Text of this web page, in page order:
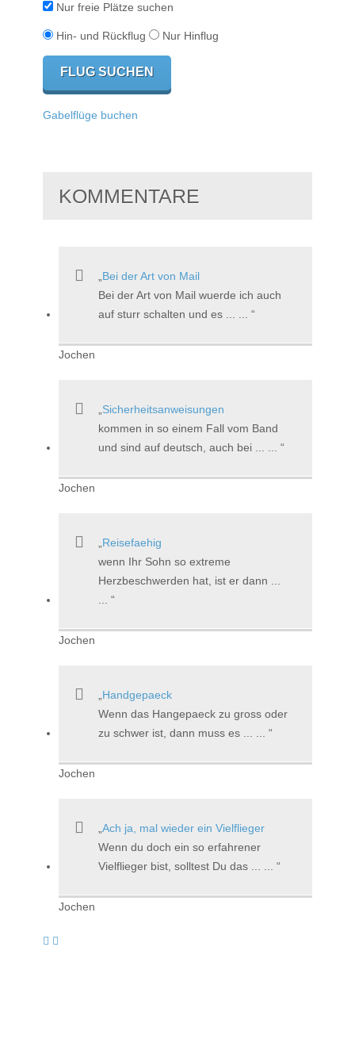
Nur freie Plätze suchen
Hin- und Rückflug Nur Hinflug
Gabelflüge buchen
KOMMENTARE
Bei der Art von Mail
Bei der Art von Mail wuerde ich auch
auf sturr schalten und es ... ...
Jochen
Sicherheitsanweisungen
kommen in so einem Fall vom Band
und sind auf deutsch, auch bei ... ...
Jochen
Reisefaehig
wenn Ihr Sohn so extreme
Herzbeschwerden hat, ist er dann ...
Jochen
Handgepaeck
Wenn das Hangepaeck zu gross oder
zu schwer ist, dann muss es ... ...
Jochen
Ach ja, mal wieder ein Vielflieger
Wenn du doch ein so erfahrener
Vielflieger bist, solltest Du das ... ...
Jochen